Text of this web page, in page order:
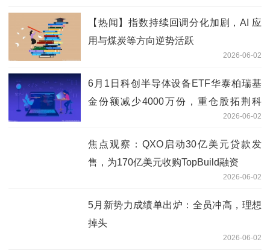
【热闻】指数持续回调分化加剧，AI 应
用与煤炭等方向逆势活跃
2026-06-02
6月1日科创半导体设备ETF华泰柏瑞基
金份额减少4000万份，重仓股拓荆科
2026-06-02
焦点观察：QXO启动30亿美元贷款发
售，为170亿美元收购TopBuild融资
2026-06-02
5月新势力成绩单出炉：全员冲高，理想
掉头
2026-06-02